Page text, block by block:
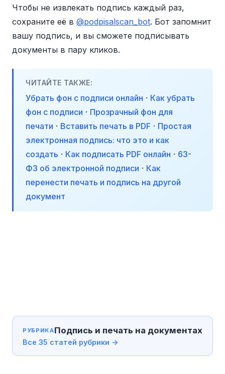
Чтобы не извлекать подпись каждый раз,
сохраните её в @podpisalscan_bot. Бот запомнит
вашу подпись, и вы сможете подписывать
документы в пару кликов.
ЧИТАЙТЕ ТАКЖЕ:
Убрать фон с подписи онлайн · Как убрать
фон с подписи · Прозрачный фон для
печати · Вставить печать в PDF · Простая
электронная подпись: что это и как
создать · Как подписать PDF онлайн · 63-
ФЗ об электронной подписи · Как
перенести печать и подпись на другой
документ
РУБРИКАПодпись и печать на документах
Все 35 статей рубрики →